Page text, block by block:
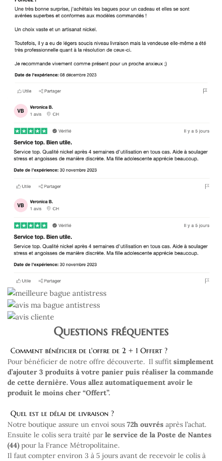
Questions fréquentes
Comment bénéficier de l'offre de 2 + 1 Offert ?
Pour bénéficier de notre offre découverte. Il suffit simplement
d’ajouter 3 produits à votre panier puis réaliser la commande
de cette dernière. Vous allez automatiquement avoir le
produit le moins cher “Offert”.
Quel est le délai de livraison ?
Notre boutique assure un envoi sous 72h ouvrés après l’achat.
Ensuite le colis sera traité par le service de la Poste de Nantes
(44) pour la France Métropolitaine.
Il faut compter environ 3 à 5 jours avant de recevoir le colis à